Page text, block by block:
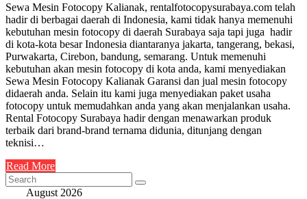
Sewa Mesin Fotocopy Kalianak, rentalfotocopysurabaya.com telah
hadir di berbagai daerah di Indonesia, kami tidak hanya memenuhi
kebutuhan mesin fotocopy di daerah Surabaya saja tapi juga hadir
di kota-kota besar Indonesia diantaranya jakarta, tangerang, bekasi,
Purwakarta, Cirebon, bandung, semarang. Untuk memenuhi
kebutuhan akan mesin fotocopy di kota anda, kami menyediakan
Sewa Mesin Fotocopy Kalianak Garansi dan jual mesin fotocopy
didaerah anda. Selain itu kami juga menyediakan paket usaha
fotocopy untuk memudahkan anda yang akan menjalankan usaha.
Rental Fotocopy Surabaya hadir dengan menawarkan produk
terbaik dari brand-brand ternama didunia, ditunjang dengan
teknisi…
Read More
August 2026